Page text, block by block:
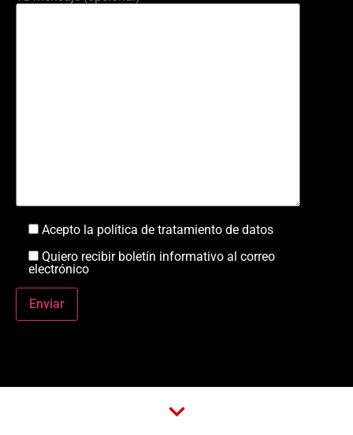
Acepto la política de tratamiento de datos
Quiero recibir boletín informativo al correo
electrónico